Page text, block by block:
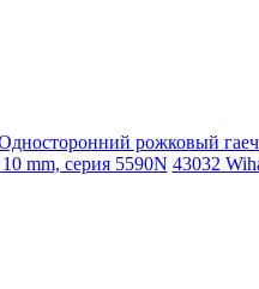
рожковый
mm, серия 5590N 43032